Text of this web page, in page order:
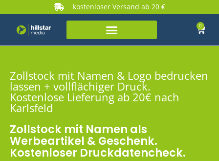
kostenloser Versand ab 20 €
0
Zollstock mit Namen & Logo bedrucken
lassen + vollflächiger Druck.
Kostenlose Lieferung ab 20€ nach
Karlsfeld
Zollstock mit Namen als
Werbeartikel & Geschenk.
Kostenloser Druckdatencheck.